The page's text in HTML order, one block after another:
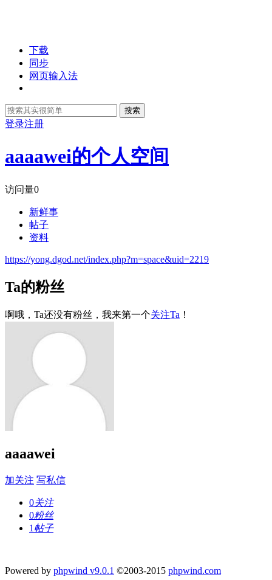
下载
同步
网页输入法
搜索
登录注册
aaaawei的个人空间
访问量0
新鲜事
帖子
资料
https://yong.dgod.net/index.php?m=space&uid=2219
Ta的粉丝
啊哦，Ta还没有粉丝，我来第一个关注Ta ！
aaaawei
加关注 写私信
0关注
0粉丝
1 帖子
Powered by phpwind v9.0.1 ©2003-2015 phpwind.com